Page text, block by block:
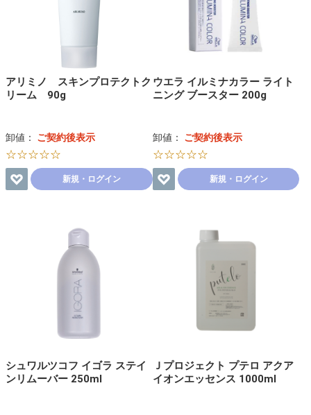
アリミノ スキンプロテクトク
リーム 90g
卸値： ご契約後表示
☆☆☆☆☆
新規・ログイン
ウエラ イルミナカラー ライト
ニング ブースター 200g
卸値： ご契約後表示
☆☆☆☆☆
新規・ログイン
シュワルツコフ イゴラ ステイ
ンリムーバー 250ml
Ｊプロジェクト プテロ アクア
イオンエッセンス 1000ml